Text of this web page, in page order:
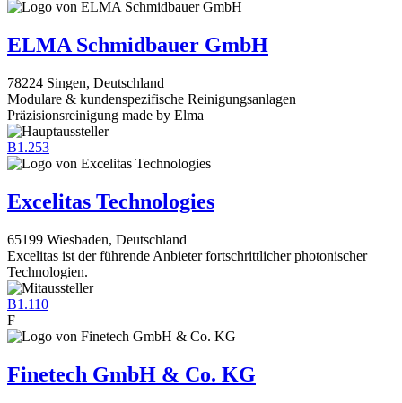
ELMA Schmidbauer GmbH
78224 Singen, Deutschland
Modulare & kundenspezifische Reinigungsanlagen
Präzisionsreinigung made by Elma
B1.253
Excelitas Technologies
65199 Wiesbaden, Deutschland
Excelitas ist der führende Anbieter fortschrittlicher photonischer
Technologien.
B1.110
F
Finetech GmbH & Co. KG